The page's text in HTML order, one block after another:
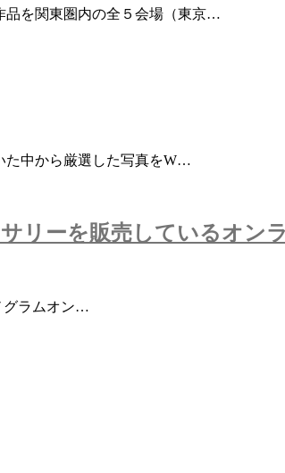
品を関東圏内の全５会場（東京…
た中から厳選した写真をW…
リーを販売しているオン
グラムオン…